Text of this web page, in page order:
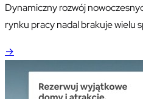
Dynamiczny rozwój
rynku pracy nadal brakuje wielu
programowaniu stron
→